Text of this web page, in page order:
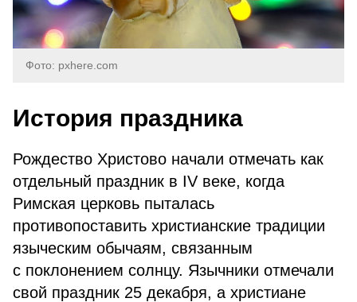
Фото: pxhere.com
История праздника
Рождество Христово начали отмечать как
отдельный праздник в IV веке, когда
Римская церковь пыталась
противопоставить христианские традиции
языческим обычаям, связанным
с поклонением солнцу. Язычники отмечали
свой праздник 25 декабря, а христиане